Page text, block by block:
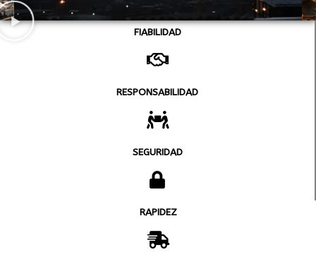
FIABILIDAD
RESPONSABILIDAD
SEGURIDAD
RAPIDEZ